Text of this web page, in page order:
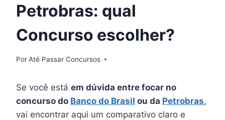
Petrobras: qual
Concurso escolher?
PorAté Passar Concursos
Se você está em dúvida entre focar no
concurso do Banco do Brasil ou da Petrobras,
vai encontrar aqui um comparativo claro e